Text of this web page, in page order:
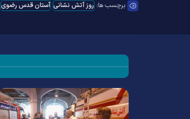
برچسب ها: روز آتش نشانی آستان قدس رضوی